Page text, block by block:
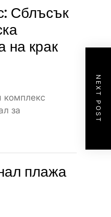
NEXT POST
Сблъсък
на крак
комплекс
за
плажа